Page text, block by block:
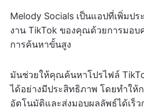
Melody Socials เป็นแอปที่เพิ่มป
งาน TikTok ของคุณด้วยการมอบ
การค้นหาขั้นสูง
มันช่วยให้คุณค้นหาโปรไฟล์
ได้อย่างมีประสิทธิภาพ โดยทำให้
อัตโนมัติและส่งมอบผลลัพธ์ได้เร็